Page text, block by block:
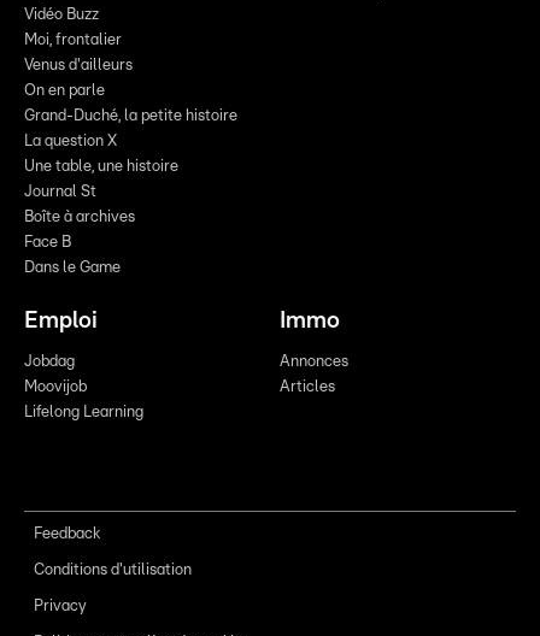
Vidéo Buzz
Moi, frontalier
Venus d'ailleurs
On en parle
Grand-Duché, la petite histoire
La question X
Une table, une histoire
Journal St
Boîte à archives
Face B
Dans le Game
Emploi
Jobdag
Moovijob
Lifelong Learning
Immo
Annonces
Articles
Feedback
Conditions d'utilisation
Privacy